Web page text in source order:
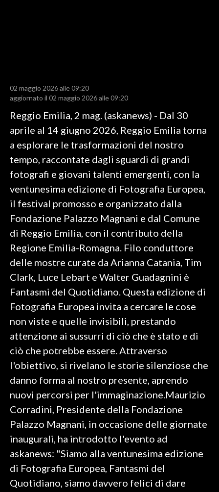
RISULTATI E CLASSIFICHE
CALCIO REGIONALE
BASKET
VOLLEY
MOTORI
TENNIS
ALTRI SPORT
CULTURA
SPETTACOLI
GOSSIP
SALUTE
SARDEGNA TURISMO
SARDI NEL MONDO
NOTIZIE
EVENTI
3 MINUTI CON
INSULARITÀ
INFO AZIENDE
02 maggio 2026 alle 09:20
aggiornato il 02 maggio 2026 alle 09:20
Reggio Emilia, 2 mag. (askanews) - Dal 30
aprile al 14 giugno 2026, Reggio Emilia torna
a esplorare le trasformazioni del nostro
tempo, raccontate dagli sguardi di grandi
fotografi e giovani talenti emergenti, con la
ventunesima edizione di Fotografia Europea,
il festival promosso e organizzato dalla
Fondazione Palazzo Magnani e dal Comune
di Reggio Emilia, con il contributo della
Regione Emilia-Romagna. Filo conduttore
delle mostre curate da Arianna Catania, Tim
Clark, Luce Lebart e Walter Guadagnini è
Fantasmi del Quotidiano. Questa edizione di
Fotografia Europea invita a cercare le cose
non viste e quelle invisibili, prestando
attenzione ai sussurri di ciò che è stato e di
ciò che potrebbe essere. Attraverso
l'obiettivo, si rivelano le storie silenziose che
danno forma al nostro presente, aprendo
nuovi percorsi per l'immaginazione.Maurizio
Corradini, Presidente della Fondazione
Palazzo Magnani, in occasione delle giornate
inaugurali, ha introdotto l'evento ad
askanews: "Siamo alla ventunesima edizione
di Fotografia Europea, Fantasmi del
Quotidiano, siamo davvero felici di dare